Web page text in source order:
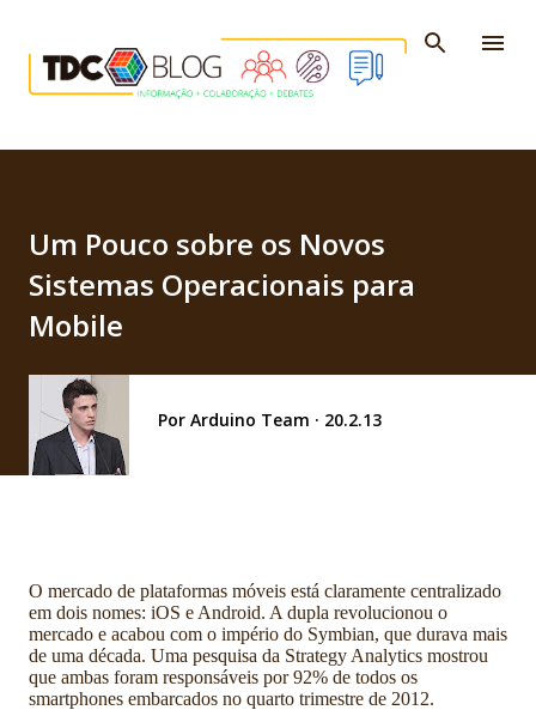
Um Pouco sobre os Novos
Sistemas Operacionais para
Mobile
Por Arduino Team 20.2.13
O mercado de plataformas móveis está claramente centralizado
em dois nomes: iOS e Android. A dupla revolucionou o
mercado e acabou com o império do Symbian, que durava mais
de uma década. Uma pesquisa da Strategy Analytics mostrou
que ambas foram responsáveis por 92% de todos os
smartphones embarcados no quarto trimestre de 2012.